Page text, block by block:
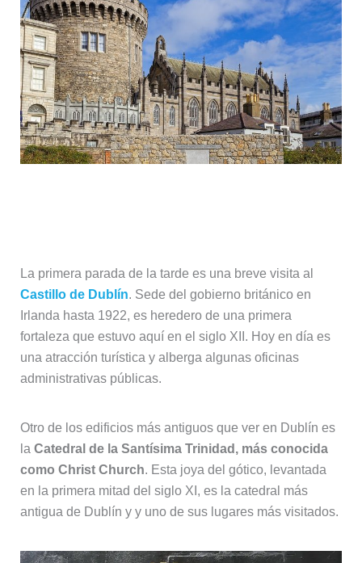
La primera parada de la tarde es una breve visita al
Castillo de Dublín. Sede del gobierno británico en
Irlanda hasta 1922, es heredero de una primera
fortaleza que estuvo aquí en el siglo XII. Hoy en día es
una atracción turística y alberga algunas oficinas
administrativas públicas.
Otro de los edificios más antiguos que ver en Dublín es
la Catedral de la Santísima Trinidad, más conocida
como Christ Church. Esta joya del gótico, levantada
en la primera mitad del siglo XI, es la catedral más
antigua de Dublín y y uno de sus lugares más visitados.